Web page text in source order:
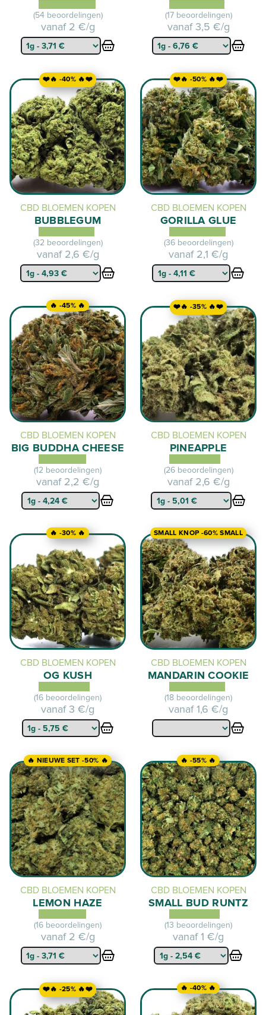
(54 beoordelingen)
vanaf 2 €/g
(17 beoordelingen)
vanaf 3,5 €/g
❤️🔥 -40% 🔥❤️
CBD BLOEMEN KOPEN
BUBBLEGUM
(32 beoordelingen)
vanaf 2,6 €/g
❤️🔥 -50% 🔥❤️
CBD BLOEMEN KOPEN
GORILLA GLUE
(36 beoordelingen)
vanaf 2,1 €/g
🔥 -45% 🔥
CBD BLOEMEN KOPEN
BIG BUDDHA CHEESE
(12 beoordelingen)
vanaf 2,2 €/g
❤️🔥 -35% 🔥❤️
CBD BLOEMEN KOPEN
PINEAPPLE
(26 beoordelingen)
vanaf 2,6 €/g
🔥 -30% 🔥
CBD BLOEMEN KOPEN
OG KUSH
(16 beoordelingen)
vanaf 3 €/g
SMALL KNOP -60% SMALL
CBD BLOEMEN KOPEN
MANDARIN COOKIE
(18 beoordelingen)
vanaf1,6 €/g
🔥 NIEUWE SET -50% 🔥
CBD BLOEMEN KOPEN
LEMON HAZE
(16 beoordelingen)
vanaf 2 €/g
🔥 -55% 🔥
CBD BLOEMEN KOPEN
SMALL BUD RUNTZ
(13 beoordelingen)
vanaf1 €/g
❤️🔥 -25% 🔥❤️ 🔥 -40% 🔥